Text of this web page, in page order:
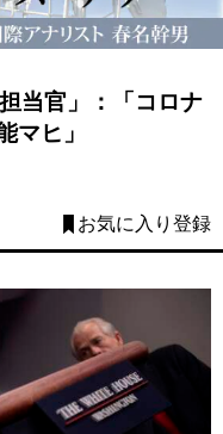
当官」：「コロナ
マヒ」
お気に入り登録